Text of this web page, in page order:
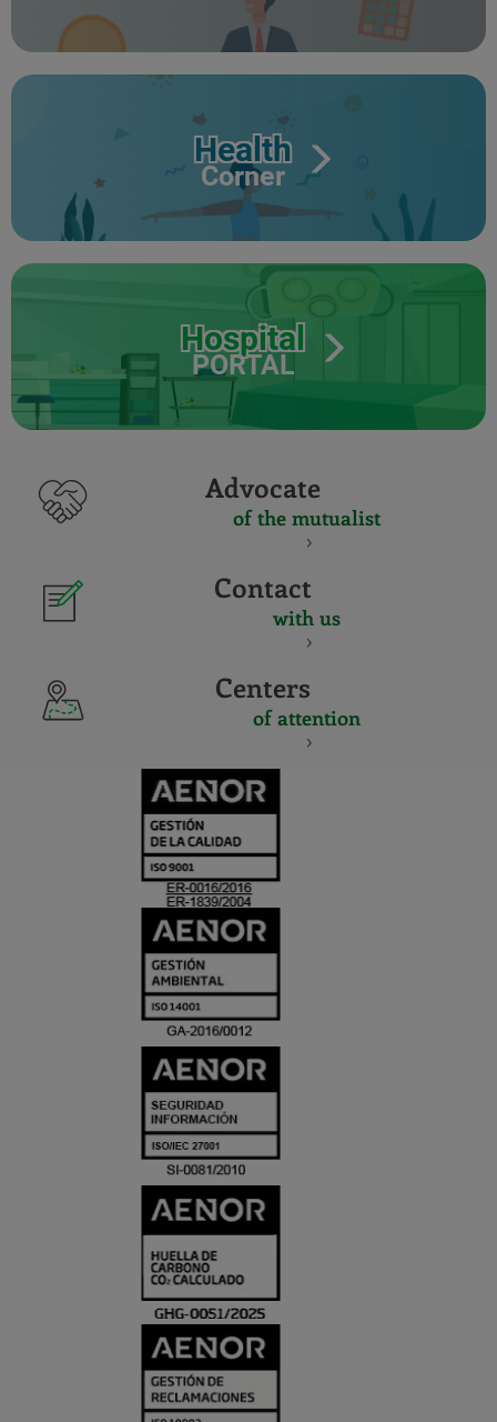
Health
Corner
Hospital
PORTAL
Advocate
of the mutualist
Contact
with us
Centers
of attention